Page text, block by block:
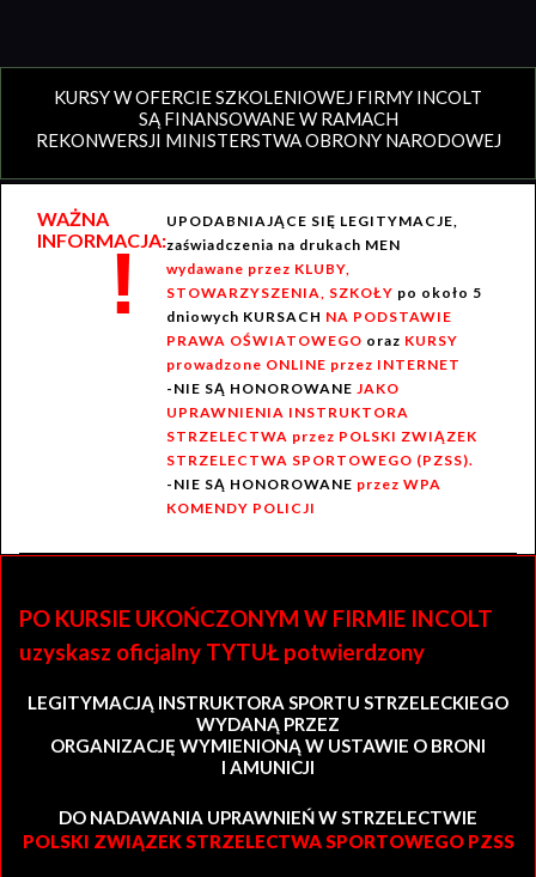
KURSY W OFERCIE SZKOLENIOWEJ FIRMY INCOLT
SĄ FINANSOWANE W RAMACH
REKONWERSJI MINISTERSTWA OBRONY NARODOWEJ
WAŻNA
INFORMACJA:
!
UPODABNIAJĄCE SIĘ LEGITYMACJE,
zaświadczenia na drukach MEN
wydawane przez KLUBY,
STOWARZYSZENIA, SZKOŁY po około 5
dniowych KURSACH NA PODSTAWIE
PRAWA OŚWIATOWEGO oraz KURSY
prowadzone ONLINE przez INTERNET
-NIE SĄ HONOROWANE JAKO
UPRAWNIENIA INSTRUKTORA
STRZELECTWA przez POLSKI ZWIĄZEK
STRZELECTWA SPORTOWEGO (PZSS).
-NIE SĄ HONOROWANE przez WPA
KOMENDY POLICJI
PO KURSIE UKOŃCZONYM W FIRMIE INCOLT
uzyskasz oficjalny TYTUŁ potwierdzony
LEGITYMACJĄ INSTRUKTORA SPORTU STRZELECKIEGO
WYDANĄ PRZEZ
ORGANIZACJĘ WYMIENIONĄ W USTAWIE O BRONI
I AMUNICJI
DO NADAWANIA UPRAWNIEŃ W STRZELECTWIE
POLSKI ZWIĄZEK STRZELECTWA SPORTOWEGO PZSS